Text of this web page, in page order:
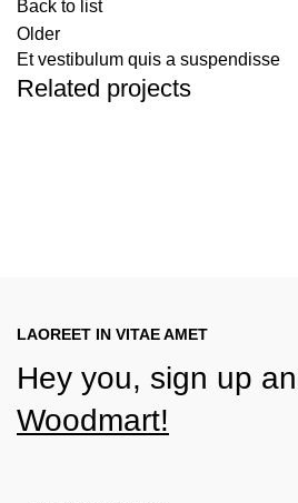
Back to list
Older
Et vestibulum quis a suspendisse
Related projects
LAOREET IN VITAE AMET
Hey you, sign up
Woodmart!